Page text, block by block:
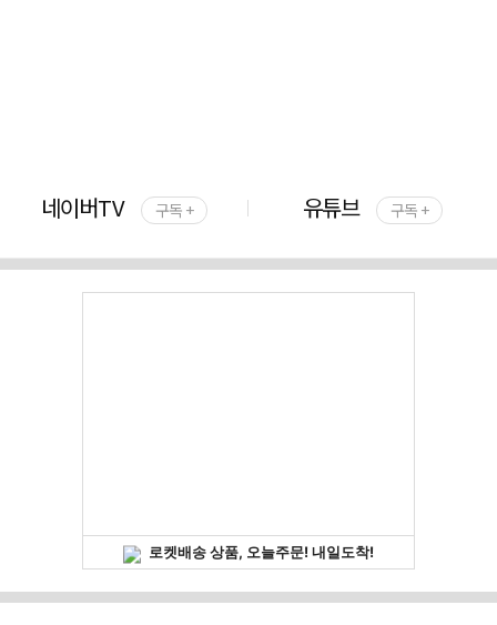
네이버TV 구독 + 유튜브 구독 +